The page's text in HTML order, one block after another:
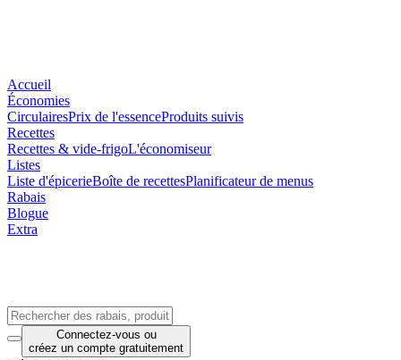
Accueil
Économies
CirculairesPrix de l'essenceProduits suivis
Recettes
Recettes & vide-frigoL'économiseur
Listes
Liste d'épicerieBoîte de recettesPlanificateur de menus
Rabais
Blogue
Extra
Connectez-vous ou
créez un compte gratuitement